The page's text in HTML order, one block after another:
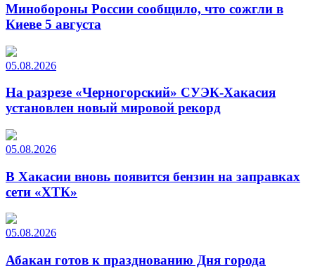
Минобороны России сообщило, что сожгли в
Киеве 5 августа
05.08.2026
На разрезе «Черногорский» СУЭК-Хакасия
установлен новый мировой рекорд
05.08.2026
В Хакасии вновь появится бензин на заправках
сети «ХТК»
05.08.2026
Абакан готов к празднованию Дня города